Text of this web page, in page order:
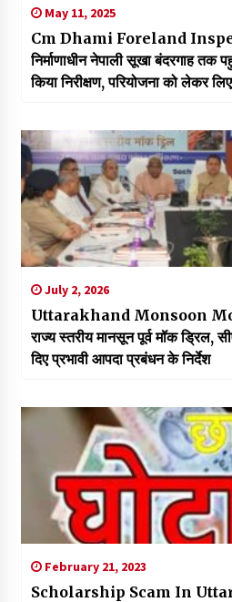
May 11, 2025
Cm Dhami Foreland
निर्माणाधीन नेपाली सूखा बंदरगाह तक
किया निरीक्षण, परियोजना को लेकर
July 2, 2026
Uttarakhand Monsoon
राज्य स्तरीय मानसून पूर्व मॉक ड्रिल,
दिए प्रभावी आपदा प्रबंधन के निर्देश
February 21, 2023
Scholarship Scam In